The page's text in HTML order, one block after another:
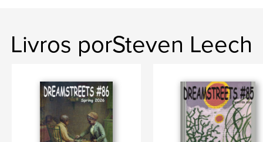
Livros porSteven Leech